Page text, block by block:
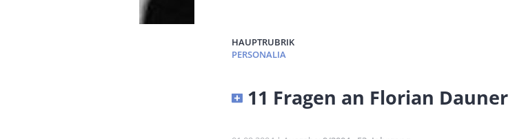
HAUPTRUBRIK
PERSONALIA
Banner11 Fragen an Florian Dauner